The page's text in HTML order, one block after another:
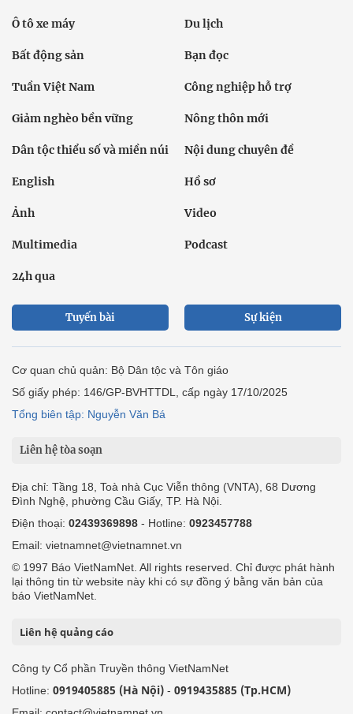
Ô tô xe máy Du lịch
Bất động sản Bạn đọc
Tuần Việt Nam Công nghiệp hỗ trợ
Giảm nghèo bền vững Nông thôn mới
Dân tộc thiểu số và miền núi Nội dung chuyên đề
English Hồ sơ
Ảnh Video
Multimedia Podcast
24h qua
Tuyến bài Sự kiện
Cơ quan chủ quản: Bộ Dân tộc và Tôn giáo
Số giấy phép: 146/GP-BVHTTDL, cấp ngày 17/10/2025
Tổng biên tập: Nguyễn Văn Bá
Liên hệ tòa soạn
Địa chỉ: Tầng 18, Toà nhà Cục Viễn thông (VNTA), 68 Dương
Đình Nghệ, phường Cầu Giấy, TP. Hà Nội.
Điện thoại: 02439369898 - Hotline: 0923457788
Email: vietnamnet@vietnamnet.vn
© 1997 Báo VietNamNet. All rights reserved. Chỉ được phát hành
lại thông tin từ website này khi có sự đồng ý bằng văn bản của
báo VietNamNet.
Liên hệ quảng cáo
Công ty Cổ phần Truyền thông VietNamNet
Hotline: 0919405885 (Hà Nội) - 0919435885 (Tp.HCM)